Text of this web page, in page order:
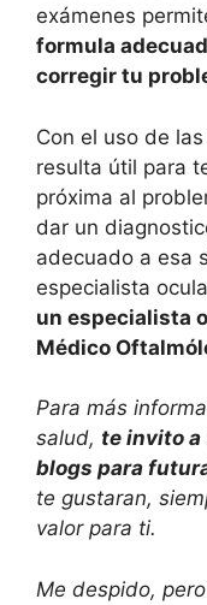
exámenes
formula
corregir tu
Con el uso de
resulta útil para
próxima al
dar un
adecuado a esa
especialista
un especialista
Médico
Para más
salud, te invito a
blogs para
te gustaran,
valor para ti.
Me despido,